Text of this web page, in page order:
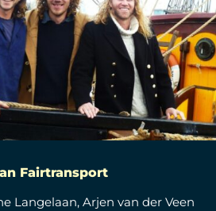
Fairtransport
Langelaan, Arjen van der Veen